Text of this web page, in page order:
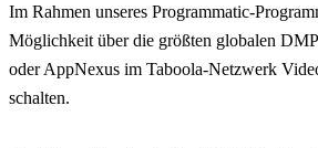
Im Rahmen unseres Programmatic-
Möglichkeit über die größten globalen
oder AppNexus im Taboola-Netzwerk
schalten.